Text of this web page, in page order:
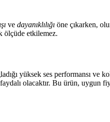
ve dayanıklılığı öne çıkarken,
ölçüde etkilemez.
yüksek ses performansı ve
olacaktır. Bu ürün, uygun